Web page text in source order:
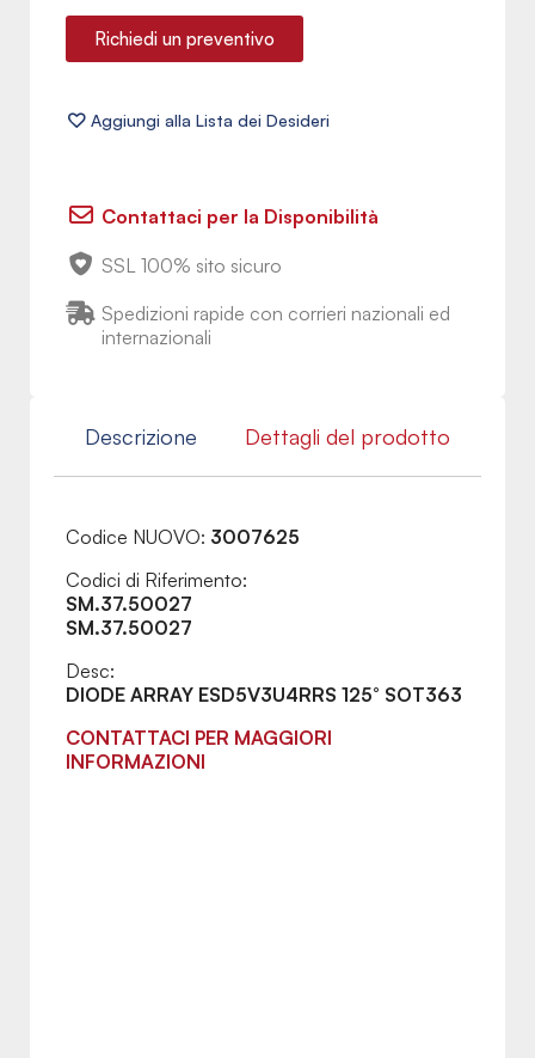
Richiedi un preventivo
Contattaci per la Disponibilità
SSL 100% sito sicuro
Spedizioni rapide con corrieri nazionali ed
internazionali
Descrizione Dettagli del prodotto
Codice NUOVO: 3007625
Codici di Riferimento:
SM.37.50027
SM.37.50027
Desc:
DIODE ARRAY ESD5V3U4RRS 125° SOT363
CONTATTACI PER MAGGIORI
INFORMAZIONI